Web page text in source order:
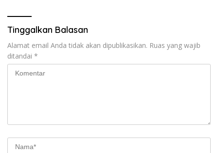
Tinggalkan Balasan
Alamat email Anda tidak akan dipublikasikan. Ruas yang wajib
ditandai *